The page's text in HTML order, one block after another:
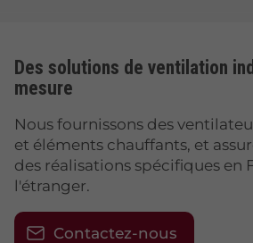
Des solutions de ventilation
mesure
Nous fournissons des
et éléments chauffants, et
des réalisations spécifiques en
l'étranger.
Contactez-nous